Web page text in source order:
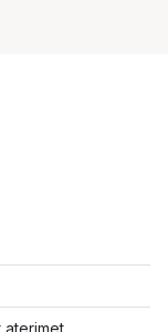
aterimet